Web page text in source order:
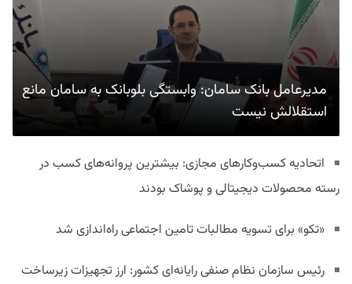
مدیرعامل بانک سامان: وابستگی بلوبانک به سامان مانع
استقلالش نیست
اتحادیه کسب‌وکارهای مجازی: بیشترین پروانه‌های کسب در
رسته محصولات دیجیتالی و پوشاک بودند
«تکو» برای تسویه مطالبات تامین اجتماعی راه‌اندازی شد
رئیس سازمان نظام صنفی رایانه‌ای کشور: ارز تجهیزات زیرساخت